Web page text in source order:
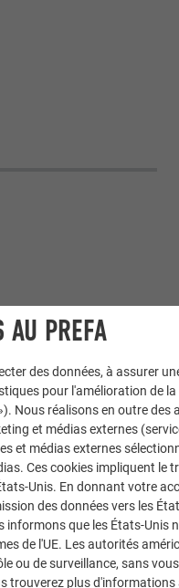
AU PREFA
des données, à assurer
pour l'amélioration de
Nous réalisons en outre des
et médias externes
et médias externes
Ces cookies impliquent le
Unis. En donnant votre
des données vers les
informons que les États-Unis
de l'UE. Les autorités
ou de surveillance, sans
trouverez plus d'informations